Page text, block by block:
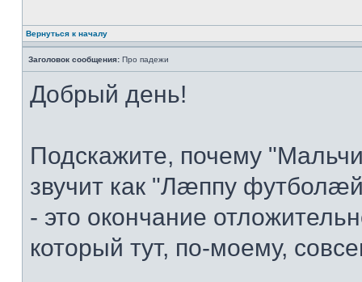
Вернуться к началу
Заголовок сообщения: Про падежи
Добрый день!
Подскажите, почему
звучит как "Лæппу
- это окончание
который тут, по-моему,